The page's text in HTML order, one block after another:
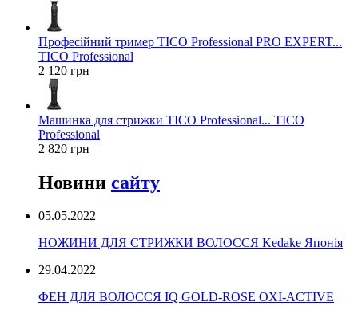
Професійний тример TICO Professional PRO EXPERT...
TICO Professional
2 120 грн
Машинка для стрижки TICO Professional... TICO
Professional
2 820 грн
Новини сайту
05.05.2022
НОЖИНИ ДЛЯ СТРИЖКИ ВОЛОССЯ Kedake Японія
29.04.2022
ФЕН ДЛЯ ВОЛОССЯ IQ GOLD-ROSE OXI-ACTIVE